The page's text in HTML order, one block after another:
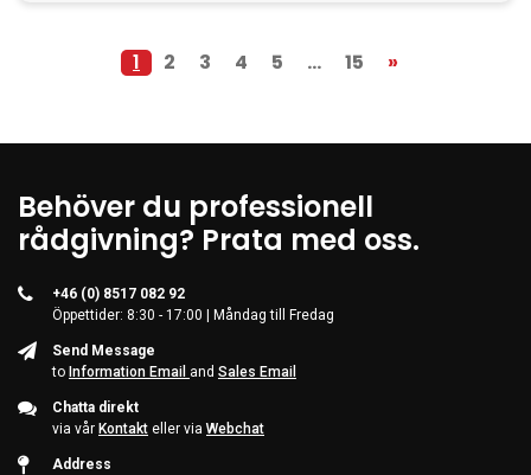
1 2 3 4 5 ... 15 »
Behöver du professionell
rådgivning? Prata med oss.
+46 (0) 8517 082 92
Öppettider: 8:30 - 17:00 | Måndag till Fredag
Send Message
to Information Email and Sales Email
Chatta direkt
via vår Kontakt eller via Webchat
Address